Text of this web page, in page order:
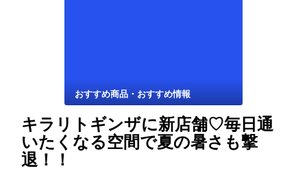
おすすめ商品・おすすめ情報
キラリトギンザに新店舗♡毎日通
いたくなる空間で夏の暑さも撃
退！！